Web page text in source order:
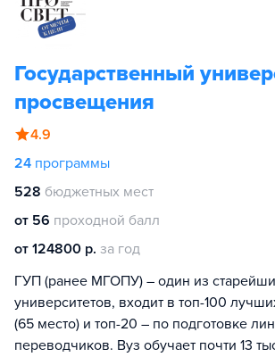
Государственный
просвещения
4.9
24 программы
528 бюджетных мест
от 56 проходной балл
от 124800 р. за год
ГУП (ранее МГОПУ) – один из
университетов, входит в топ-100
(65 место) и топ-20 – по подготовке
переводчиков. Вуз обучает почти 13